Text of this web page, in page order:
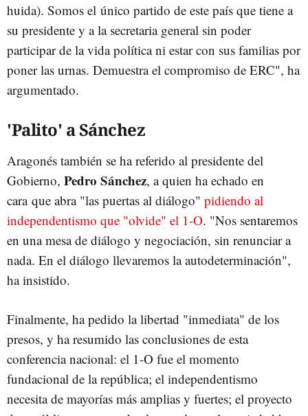
huida). Somos el único partido de este país que tiene a
su presidente y a la secretaria general sin poder
participar de la vida política ni estar con sus familias por
poner las urnas. Demuestra el compromiso de ERC", ha
argumentado.
'Palito' a Sánchez
Aragonés también se ha referido al presidente del
Gobierno, Pedro Sánchez, a quien ha echado en
cara que abra "las puertas al diálogo" pidiendo al
independentismo que "olvide" el 1-O. "Nos sentaremos
en una mesa de diálogo y negociación, sin renunciar a
nada. En el diálogo llevaremos la autodeterminación",
ha insistido.
Finalmente, ha pedido la libertad "inmediata" de los
presos, y ha resumido las conclusiones de esta
conferencia nacional: el 1-O fue el momento
fundacional de la república; el independentismo
necesita de mayorías más amplias y fuertes; el proyecto